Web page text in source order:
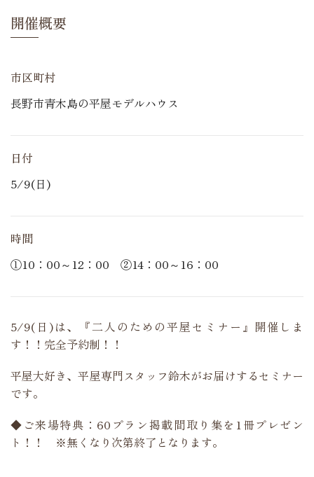
開催概要
市区町村
長野市青木島の平屋モデルハウス
日付
5/9(日)
時間
①10：00～12：00 ②14：00～16：00
5/9(日)は、『二人のための平屋セミナー』開催しま
す！！完全予約制！！
平屋大好き、平屋専門スタッフ鈴木がお届けするセミナー
です。
◆ご来場特典：60プラン掲載間取り集を1冊プレゼン
ト！！ ※無くなり次第終了となります。